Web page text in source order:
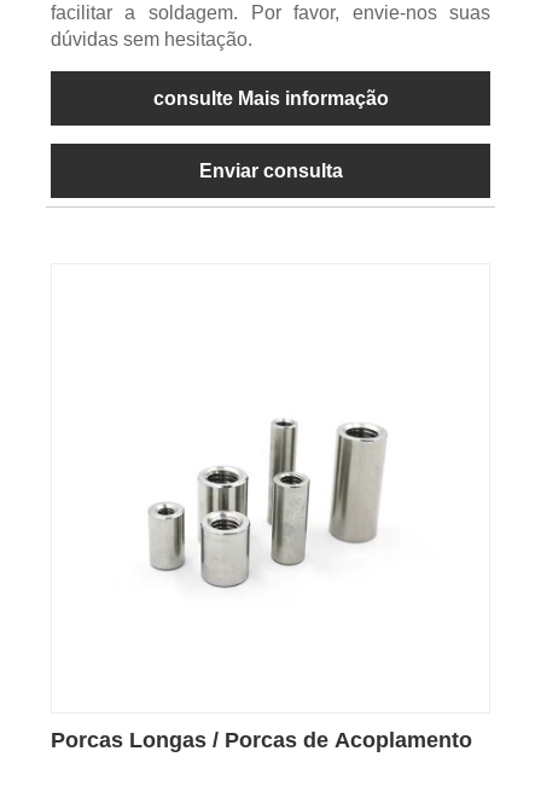
facilitar a soldagem. Por favor, envie-nos suas
dúvidas sem hesitação.
consulte Mais informação
Enviar consulta
Porcas Longas / Porcas de Acoplamento